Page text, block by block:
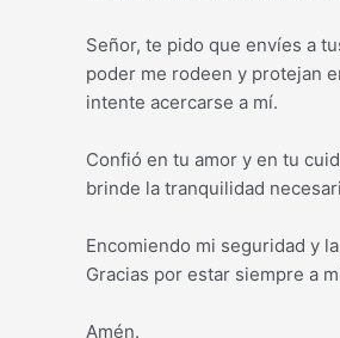
Señor, te pido que envíes a
poder me rodeen y protejan
intente acercarse a mí.
Confió en tu amor y en tu
brinde la tranquilidad
Encomiendo mi seguridad y
Gracias por estar siempre a
Amén.